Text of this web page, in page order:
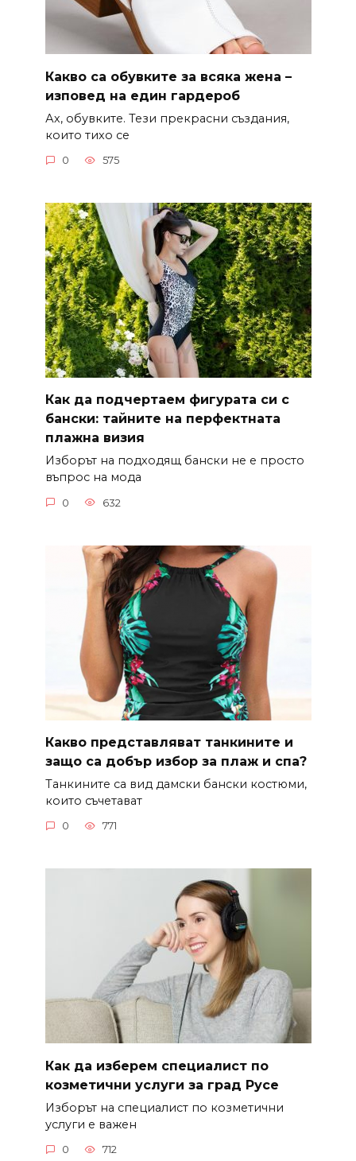
Какво са обувките за всяка жена –
изповед на един гардероб
Ах, обувките. Тези прекрасни създания,
които тихо се
0 575
Как да подчертаем фигурата си с
бански: тайните на перфектната
плажна визия
Изборът на подходящ бански не е просто
въпрос на мода
0 632
Какво представляват танкините и
защо са добър избор за плаж и спа?
Танкините са вид дамски бански костюми,
които съчетават
0 771
Как да изберем специалист по
козметични услуги за град Русе
Изборът на специалист по козметични
услуги е важен
0 712